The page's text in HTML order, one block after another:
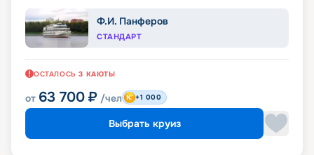
Ф.И. Панферов
СТАНДАРТ
ОСТАЛОСЬ 3 КАЮТЫ
от 63 700 ₽ /чел +1 000
Выбрать круиз